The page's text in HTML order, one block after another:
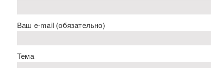
Ваш e-mail (обязательно)
Тема